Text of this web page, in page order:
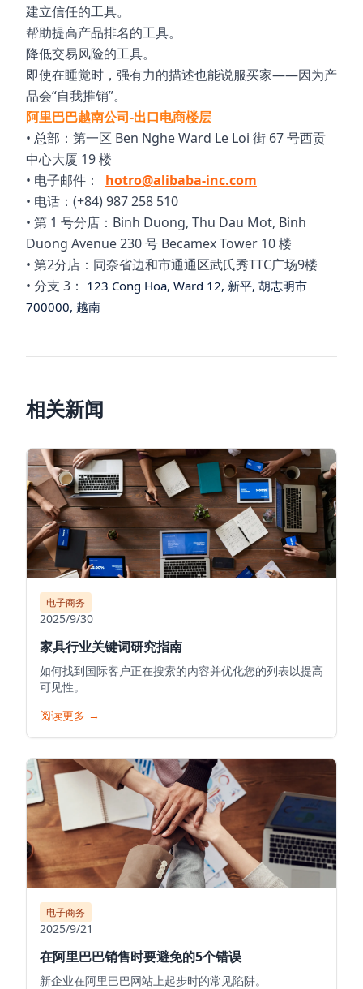
建立信任的工具。
帮助提高产品排名的工具。
降低交易风险的工具。
即使在睡觉时，强有力的描述也能说服买家——因为产
品会“自我推销”。
阿里巴巴越南公司-出口电商楼层
• 总部：第一区 Ben Nghe Ward Le Loi 街 67 号西贡
中心大厦 19 楼
• 电子邮件： hotro@alibaba-inc.com
• 电话：(+84) 987 258 510
• 第 1 号分店：Binh Duong, Thu Dau Mot, Binh
Duong Avenue 230 号 Becamex Tower 10 楼
• 第2分店：同奈省边和市通通区武氏秀TTC广场9楼
• 分支 3： 123 Cong Hoa, Ward 12, 新平, 胡志明市
700000, 越南
相关新闻
电子商务
2025/9/30
家具行业关键词研究指南
如何找到国际客户正在搜索的内容并优化您的列表以提高
可见性。
阅读更多 →
电子商务
2025/9/21
在阿里巴巴销售时要避免的5个错误
新企业在阿里巴巴网站上起步时的常见陷阱。